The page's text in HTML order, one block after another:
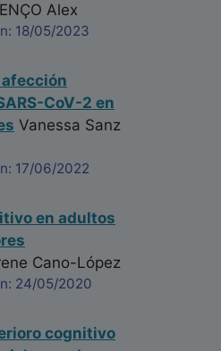
Alex
18/05/2023
CoV-2 en
Vanessa Sanz
17/06/2022
en adultos
Cano-López
24/05/2020
cognitivo